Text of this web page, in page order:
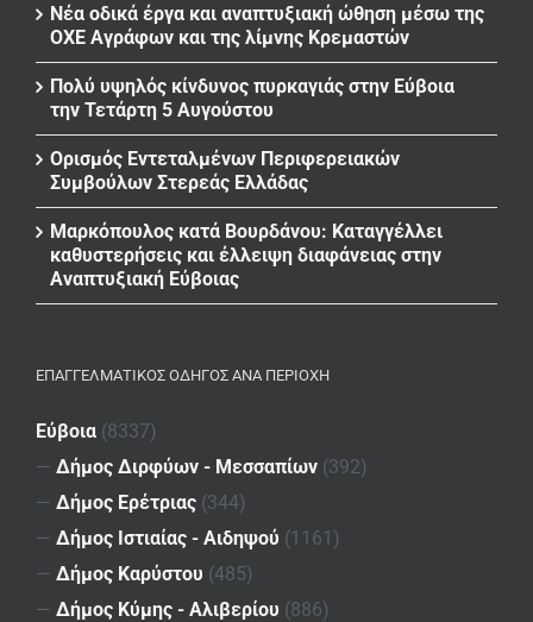
Νέα οδικά έργα και αναπτυξιακή ώθηση μέσω της
ΟΧΕ Αγράφων και της λίμνης Κρεμαστών
Πολύ υψηλός κίνδυνος πυρκαγιάς στην Εύβοια
την Τετάρτη 5 Αυγούστου
Ορισμός Εντεταλμένων Περιφερειακών
Συμβούλων Στερεάς Ελλάδας
Μαρκόπουλος κατά Βουρδάνου: Καταγγέλλει
καθυστερήσεις και έλλειψη διαφάνειας στην
Αναπτυξιακή Εύβοιας
ΕΠΑΓΓΕΛΜΑΤΙΚΌΣ ΟΔΗΓΌΣ ΑΝΆ ΠΕΡΙΟΧΉ
Εύβοια (8337)
— Δήμος Διρφύων - Μεσσαπίων (392)
— Δήμος Ερέτριας (344)
— Δήμος Ιστιαίας - Αιδηψού (1161)
— Δήμος Καρύστου (485)
— Δήμος Κύμης - Αλιβερίου (886)